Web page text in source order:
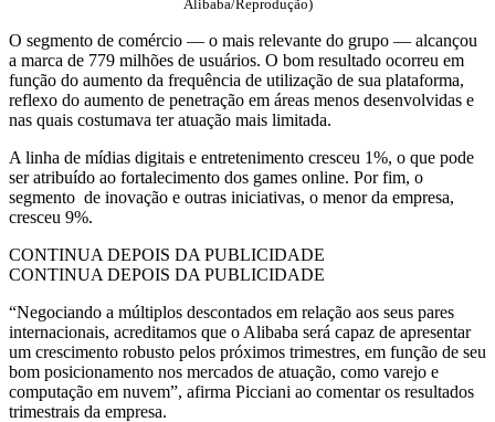
Alibaba/Reprodução)
O segmento de comércio — o mais relevante do grupo — alcançou
a marca de 779 milhões de usuários. O bom resultado ocorreu em
função do aumento da frequência de utilização de sua plataforma,
reflexo do aumento de penetração em áreas menos desenvolvidas e
nas quais costumava ter atuação mais limitada.
A linha de mídias digitais e entretenimento cresceu 1%, o que pode
ser atribuído ao fortalecimento dos games online. Por fim, o
segmento de inovação e outras iniciativas, o menor da empresa,
cresceu 9%.
CONTINUA DEPOIS DA PUBLICIDADE
CONTINUA DEPOIS DA PUBLICIDADE
“Negociando a múltiplos descontados em relação aos seus pares
internacionais, acreditamos que o Alibaba será capaz de apresentar
um crescimento robusto pelos próximos trimestres, em função de seu
bom posicionamento nos mercados de atuação, como varejo e
computação em nuvem”, afirma Picciani ao comentar os resultados
trimestrais da empresa.